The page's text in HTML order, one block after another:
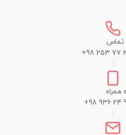
تماس
+98 253 77
همراه
+98 936 24